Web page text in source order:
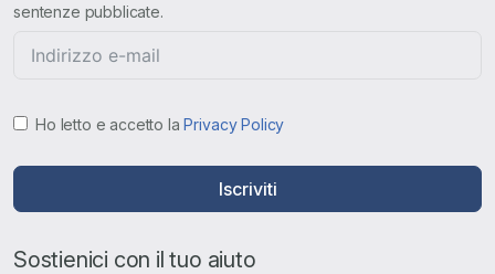
sentenze pubblicate.
Ho letto e accetto laPrivacy Policy
Iscriviti
Sostienici con il tuo aiuto